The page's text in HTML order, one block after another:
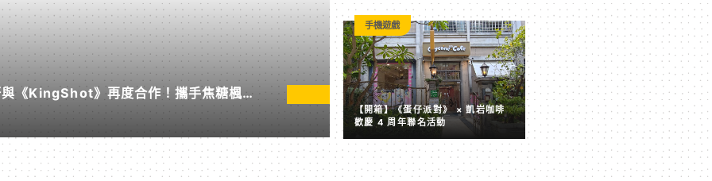
《KingShot》再度合作！攜手焦糖楓、
活動
【開箱】《蛋仔派對》 × 凱岩咖啡 歡慶 4 周年聯名活動
【開箱】《蛋仔派對》 × 凱岩咖啡
歡慶 4 周年聯名活動
手機遊戲